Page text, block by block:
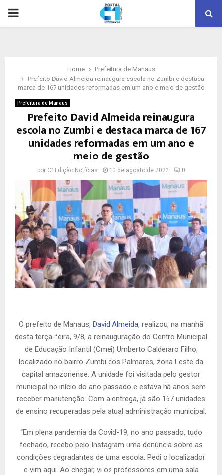
PRIMARY
Home
Prefeitura de Manaus
Prefeito David Almeida reinaugura escola no Zumbi e destaca
marca de 167 unidades reformadas em um ano e meio de gestão
Prefeitura de Manaus
Prefeito David Almeida reinaugura
escola no Zumbi e destaca marca de 167
unidades reformadas em um ano e
meio de gestão
por C1Edição Notícias 10 de agosto de 2022 0
O prefeito de Manaus, David Almeida, realizou, na manhã
desta terça-feira, 9/8, a reinauguração do Centro Municipal
de Educação Infantil (Cmei) Umberto Calderaro Filho,
localizado no bairro Zumbi dos Palmares, zona Leste da
capital amazonense. A unidade foi visitada pelo gestor
municipal no início do ano passado e estava há anos sem
receber manutenção. Com a entrega, já são 167 unidades
de ensino recuperadas pela atual administração municipal.
“Em plena pandemia da Covid-19, no ano passado, tudo
fechado, recebo pelo Instagram uma denúncia sobre as
condições degradantes de uma escola. Pedi o localizador
e vim aqui. Ao chegar, vi os professores em uma sala